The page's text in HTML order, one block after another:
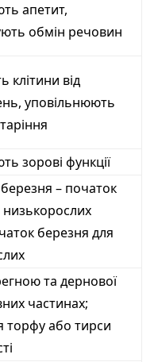
апетит,
обмін речовин
клітини від
уповільнюють
зорові функції
– початок
низькорослих
березня для
та дернової
частинах;
торфу або тирси